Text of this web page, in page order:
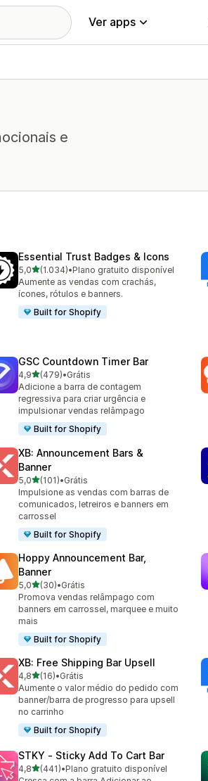
Ver apps
e
Essential Trust Badges & Icons
5,0de 5 estrelas
(1.034)
1034 avaliações ao todo
•Plano gratuito disponível
Aumente as vendas com crachás,
ícones, rótulos e banners.
Built for Shopify
GSC Countdown Timer Bar
4,9de 5 estrelas
(479)
479 avaliações ao todo
•Grátis
Adicione a barra de contagem
regressiva para criar urgência e
impulsionar vendas relâmpago
Built for Shopify
XB: Announcement Bars &
Banner
5,0de 5 estrelas
(101)
101 avaliações ao todo
•Grátis
Impulsione as vendas com barras de
comunicados, letreiros e banners em
carrossel
Built for Shopify
Hoppy Announcement Bar,
Banner
5,0de 5 estrelas
(30)
30 avaliações ao todo
•Grátis
Promova vendas relâmpago com
banners em carrossel, marquee e muito
mais
Built for Shopify
XB: Free Shipping Bar Upsell
4,8de 5 estrelas
(16)
16 avaliações ao todo
•Grátis
Aumente o valor médio do pedido com
banner/barra de progresso para upsell
no carrinho
Built for Shopify
STKY ‑ Sticky Add To Cart Bar
4,8de 5 estrelas
(441)
441 avaliações ao todo
•Plano gratuito disponível